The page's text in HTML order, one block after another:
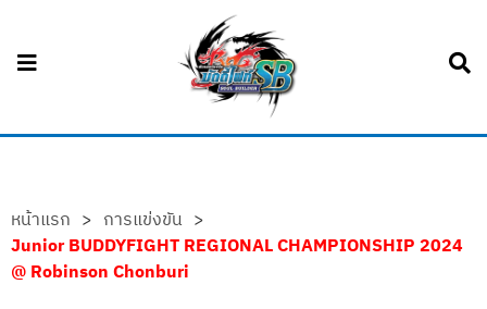
หน้าแรก > การแข่งขัน >
Junior BUDDYFIGHT REGIONAL CHAMPIONSHIP 2024
@ Robinson Chonburi